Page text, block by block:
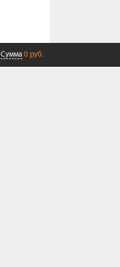
Сумма 0 руб.